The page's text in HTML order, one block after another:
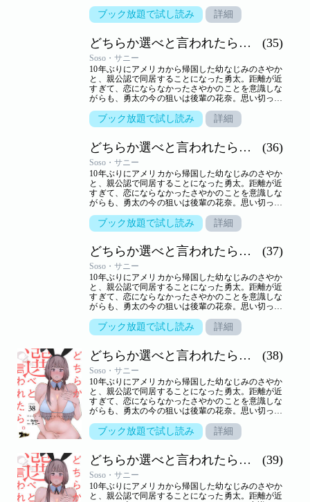
しまう。しかし、さやかといっしょのところを目撃
されて以来、花奈の態度は一転。一方さやかは、一
小悪魔かわいい系と気の強い美人、二人に挟まれ、
嬉しくないわけはないけれど…。三角関係の行方は
――！？【ズズズキュン！】
ブック放題で試し読み 詳細
どちらか選べと言われたら。（フルカラー） (35)
Soso・サニー
10年ぶりにアメリカから帰国した幼なじみのさやか
と、親公認で同居することになった勇太。距離が近
すぎて、恋にならなかったさやかのことを意識しな
がらも、勇太の今の狙いは後輩の花奈。思い切って
しまう。しかし、さやかといっしょのところを目撃
されて以来、花奈の態度は一転。一方さやかは、一
小悪魔かわいい系と気の強い美人、二人に挟まれ、
嬉しくないわけはないけれど…。三角関係の行方は
――！？【ズズズキュン！】
ブック放題で試し読み 詳細
どちらか選べと言われたら。（フルカラー） (36)
Soso・サニー
10年ぶりにアメリカから帰国した幼なじみのさやか
と、親公認で同居することになった勇太。距離が近
すぎて、恋にならなかったさやかのことを意識しな
がらも、勇太の今の狙いは後輩の花奈。思い切って
しまう。しかし、さやかといっしょのところを目撃
されて以来、花奈の態度は一転。一方さやかは、一
小悪魔かわいい系と気の強い美人、二人に挟まれ、
嬉しくないわけはないけれど…。三角関係の行方は
――！？【ズズズキュン！】
ブック放題で試し読み 詳細
どちらか選べと言われたら。（フルカラー） (37)
Soso・サニー
10年ぶりにアメリカから帰国した幼なじみのさやか
と、親公認で同居することになった勇太。距離が近
すぎて、恋にならなかったさやかのことを意識しな
がらも、勇太の今の狙いは後輩の花奈。思い切って
しまう。しかし、さやかといっしょのところを目撃
されて以来、花奈の態度は一転。一方さやかは、一
小悪魔かわいい系と気の強い美人、二人に挟まれ、
嬉しくないわけはないけれど…。三角関係の行方は
――！？【ズズズキュン！】
ブック放題で試し読み 詳細
どちらか選べと言われたら。（フルカラー） (38)
Soso・サニー
10年ぶりにアメリカから帰国した幼なじみのさやか
と、親公認で同居することになった勇太。距離が近
すぎて、恋にならなかったさやかのことを意識しな
がらも、勇太の今の狙いは後輩の花奈。思い切って
しまう。しかし、さやかといっしょのところを目撃
されて以来、花奈の態度は一転。一方さやかは、一
小悪魔かわいい系と気の強い美人、二人に挟まれ、
嬉しくないわけはないけれど…。三角関係の行方は
――！？【ズズズキュン！】
ブック放題で試し読み 詳細
どちらか選べと言われたら。（フルカラー） (39)
Soso・サニー
10年ぶりにアメリカから帰国した幼なじみのさやか
と、親公認で同居することになった勇太。距離が近